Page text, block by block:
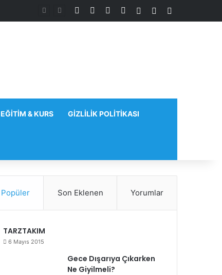
Facebook YouTubeInstagramKayıt OlRastgele Makale
EĞITIM & KURS GIZLILIK POLITIKASI
Popüler Son Eklenen Yorumlar
TARZTAKIM
6 Mayıs 2015
Gece Dışarıya Çıkarken
Ne Giyilmeli?